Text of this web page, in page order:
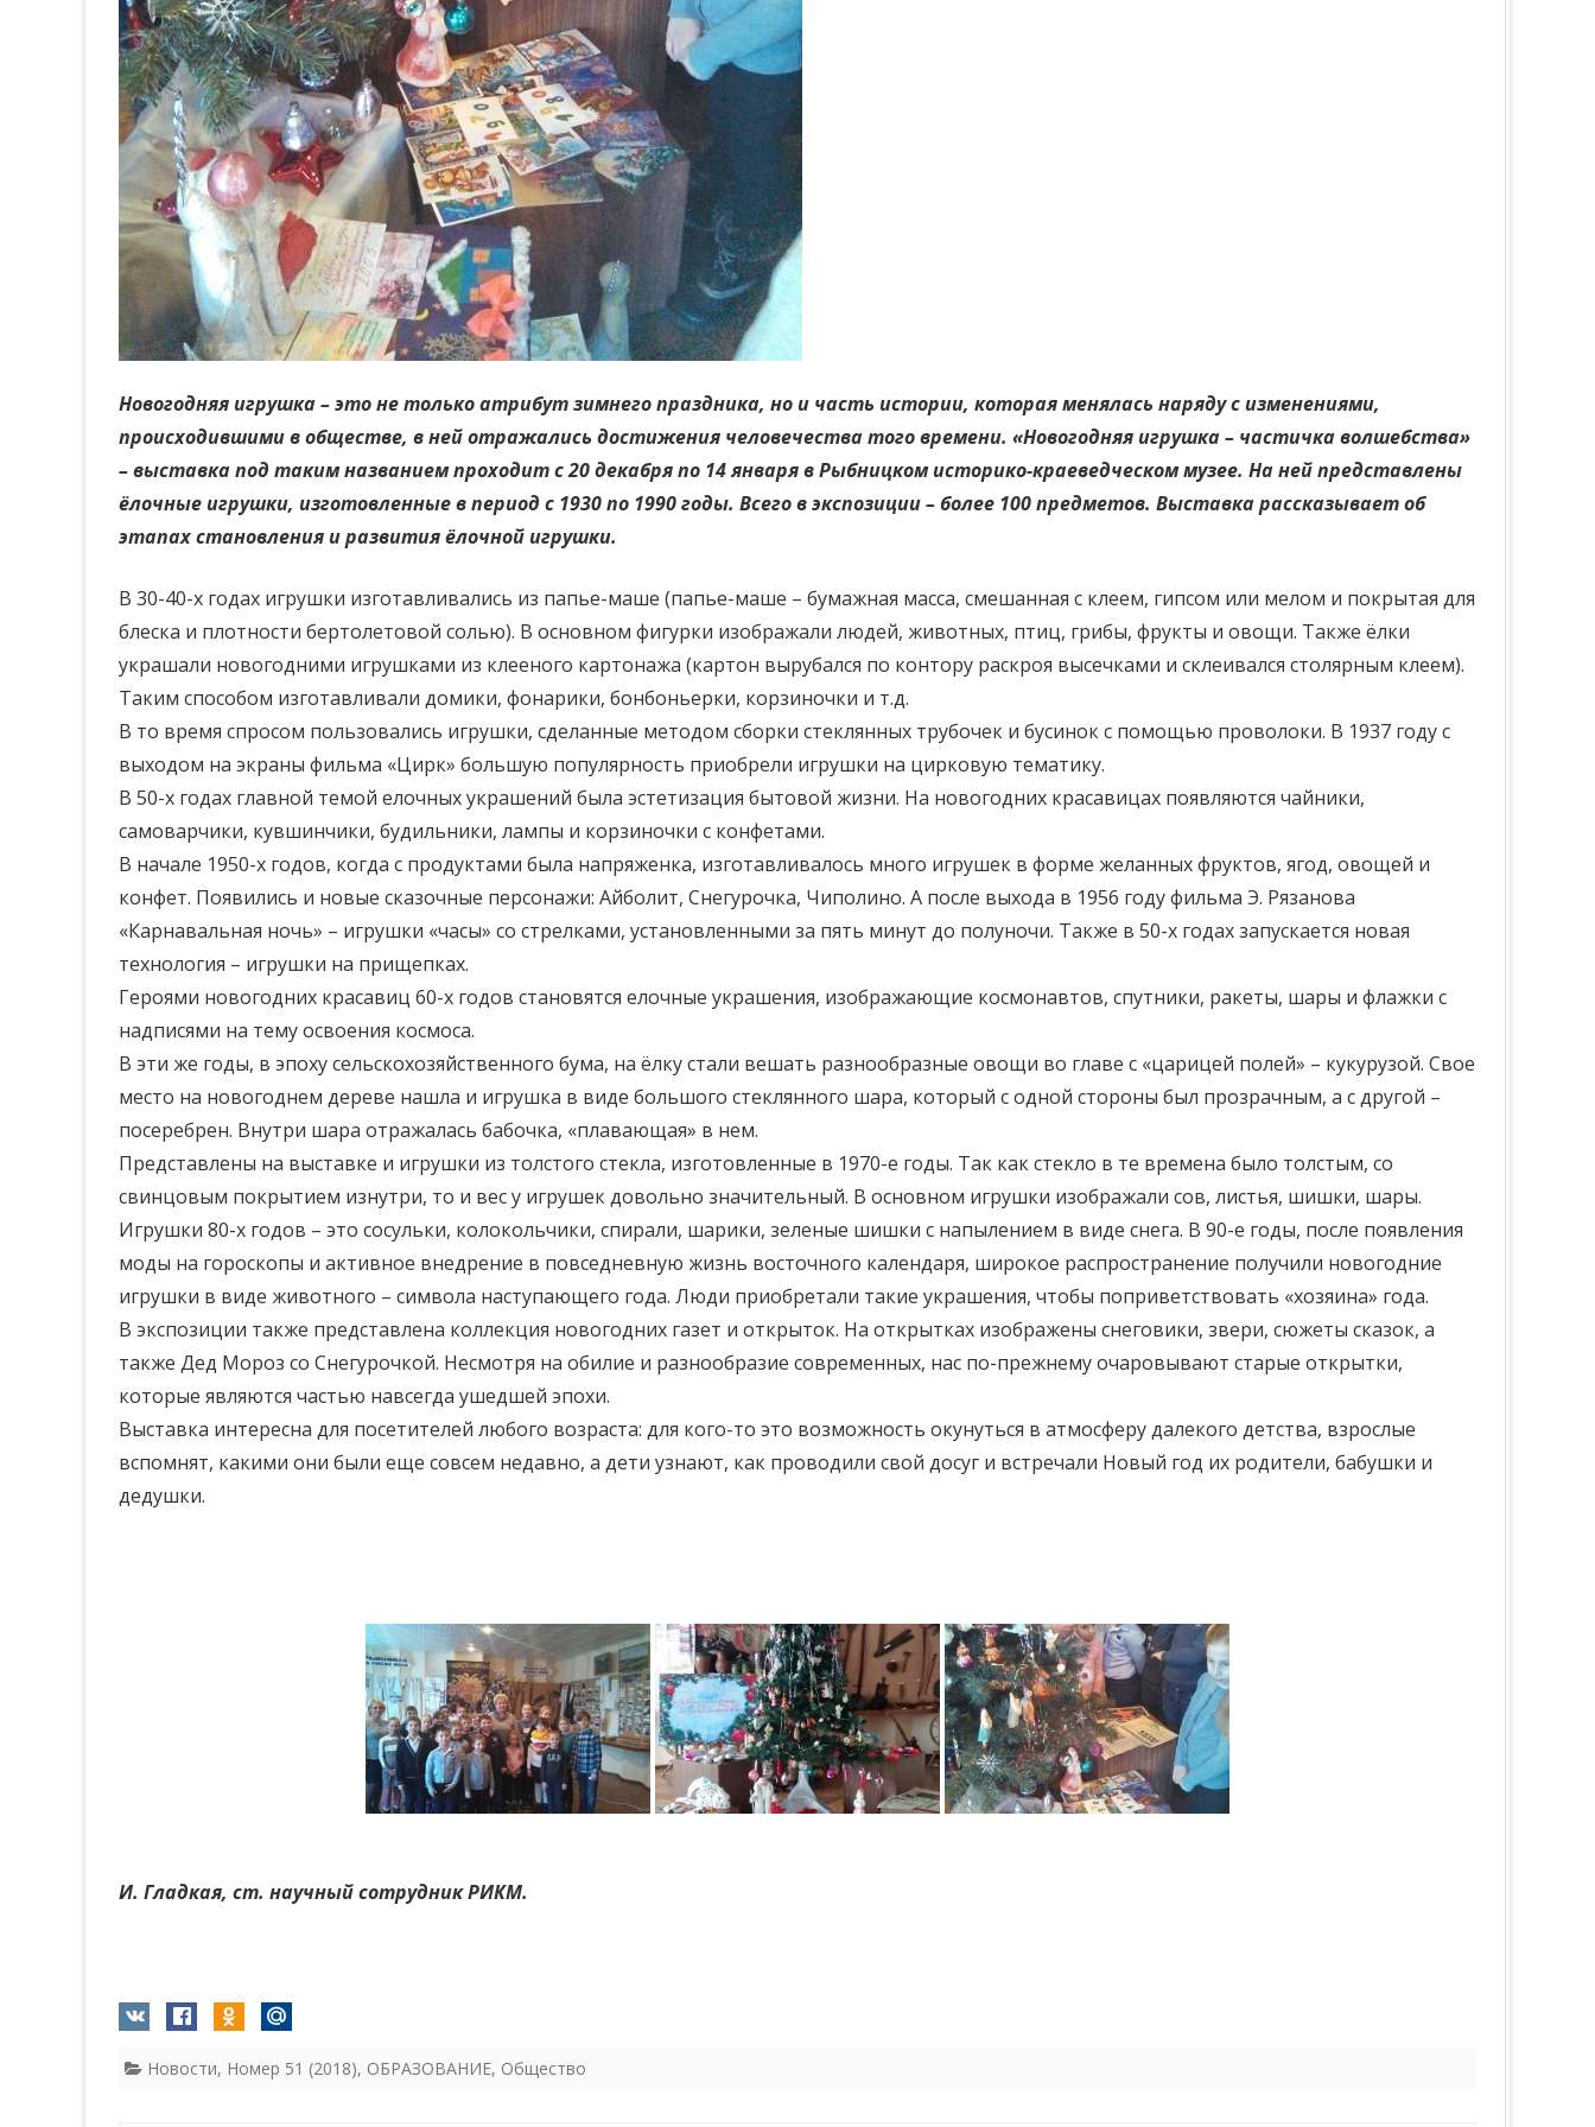
Новогодняя игрушка – это не только атрибут зимнего праздника, но и часть истории, которая менялась наряду с изменениями,
происходившими в обществе, в ней отражались достижения человечества того времени. «Новогодняя игрушка – частичка волшебства»
– выставка под таким названием проходит с 20 декабря по 14 января в Рыбницком историко-краеведческом музее. На ней представлены
ёлочные игрушки, изготовленные в период с 1930 по 1990 годы. Всего в экспозиции – более 100 предметов. Выставка рассказывает об
этапах становления и развития ёлочной игрушки.
В 30-40-х годах игрушки изготавливались из папье-маше (папье-маше – бумажная масса, смешанная с клеем, гипсом или мелом и покрытая для
блеска и плотности бертолетовой солью). В основном фигурки изображали людей, животных, птиц, грибы, фрукты и овощи. Также ёлки
украшали новогодними игрушками из клееного картонажа (картон вырубался по контору раскроя высечками и склеивался столярным клеем).
Таким способом изготавливали домики, фонарики, бонбоньерки, корзиночки и т.д.
В то время спросом пользовались игрушки, сделанные методом сборки стеклянных трубочек и бусинок с помощью проволоки. В 1937 году с
выходом на экраны фильма «Цирк» большую популярность приобрели игрушки на цирковую тематику.
В 50-х годах главной темой елочных украшений была эстетизация бытовой жизни. На новогодних красавицах появляются чайники,
самоварчики, кувшинчики, будильники, лампы и корзиночки с конфетами.
В начале 1950-х годов, когда с продуктами была напряженка, изготавливалось много игрушек в форме желанных фруктов, ягод, овощей и
конфет. Появились и новые сказочные персонажи: Айболит, Снегурочка, Чиполино. А после выхода в 1956 году фильма Э. Рязанова
«Карнавальная ночь» – игрушки «часы» со стрелками, установленными за пять минут до полуночи. Также в 50-х годах запускается новая
технология – игрушки на прищепках.
Героями новогодних красавиц 60-х годов становятся елочные украшения, изображающие космонавтов, спутники, ракеты, шары и флажки с
надписями на тему освоения космоса.
В эти же годы, в эпоху сельскохозяйственного бума, на ёлку стали вешать разнообразные овощи во главе с «царицей полей» – кукурузой. Свое
место на новогоднем дереве нашла и игрушка в виде большого стеклянного шара, который с одной стороны был прозрачным, а с другой –
посеребрен. Внутри шара отражалась бабочка, «плавающая» в нем.
Представлены на выставке и игрушки из толстого стекла, изготовленные в 1970-е годы. Так как стекло в те времена было толстым, со
свинцовым покрытием изнутри, то и вес у игрушек довольно значительный. В основном игрушки изображали сов, листья, шишки, шары.
Игрушки 80-х годов – это сосульки, колокольчики, спирали, шарики, зеленые шишки с напылением в виде снега. В 90-е годы, после появления
моды на гороскопы и активное внедрение в повседневную жизнь восточного календаря, широкое распространение получили новогодние
игрушки в виде животного – символа наступающего года. Люди приобретали такие украшения, чтобы поприветствовать «хозяина» года.
В экспозиции также представлена коллекция новогодних газет и открыток. На открытках изображены снеговики, звери, сюжеты сказок, а
также Дед Мороз со Снегурочкой. Несмотря на обилие и разнообразие современных, нас по-прежнему очаровывают старые открытки,
которые являются частью навсегда ушедшей эпохи.
Выставка интересна для посетителей любого возраста: для кого-то это возможность окунуться в атмосферу далекого детства, взрослые
вспомнят, какими они были еще совсем недавно, а дети узнают, как проводили свой досуг и встречали Новый год их родители, бабушки и
дедушки.
И. Гладкая, ст. научный сотрудник РИКМ.
Новости, Номер 51 (2018), ОБРАЗОВАНИЕ, Общество